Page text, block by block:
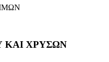
ΚΑΙ ΧΡΥΣΩΝ